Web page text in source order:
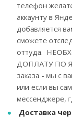
телефон
аккаунту в
добавляется
сможете
оттуда.
ДОПЛАТУ ПО
заказа - мы с
или если вы
мессенджере,
Доставка